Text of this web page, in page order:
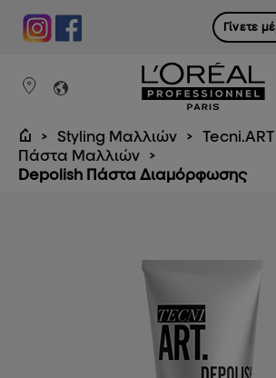
Γίνετε
Styling Μαλλιών
Tecni.ART
Πάστα Μαλλιών
Depolish Πάστα Διαμόρφωσης